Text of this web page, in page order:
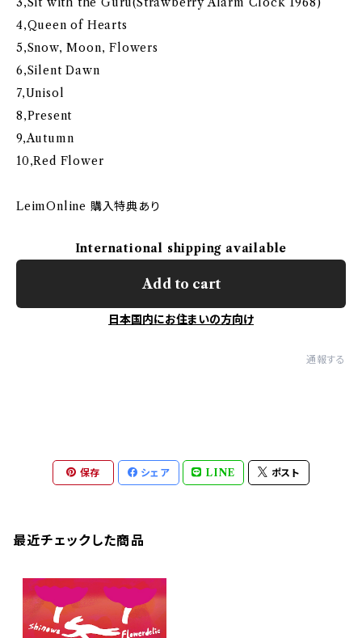
4,Queen of Hearts
5,Snow, Moon, Flowers
6,Silent Dawn
7,Unisol
8,Present
9,Autumn
10,Red Flower
LeimOnline 購入特典あり
International shipping available
Add to cart
日本国内にお住まいの方向け
通報する
保存 シェア LINE ポスト
最近チェックした商品